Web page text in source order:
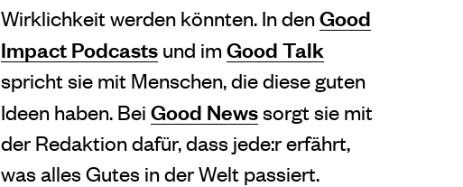
Wirklichkeit werden könnten. In denGood
Impact Podcastsund im Good Talk
spricht sie mit Menschen, die diese guten
Ideen haben. Bei Good Newssorgt sie mit
der Redaktion dafür, dass jede:r erfährt,
was alles Gutes in der Welt passiert.